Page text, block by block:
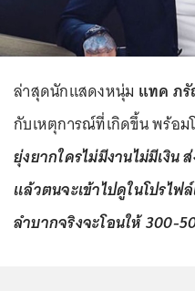
ล่าสุดนักแสดงหนุ่ม แทค ภ
กับเหตุการณ์ที่เกิดขึ้น พร้อม
ยุ่งยากใครไม่มีงานไม่มีเงิน
แล้วตนจะเข้าไปดูในโปรไฟ
ลำบากจริงจะโอนให้ 300-